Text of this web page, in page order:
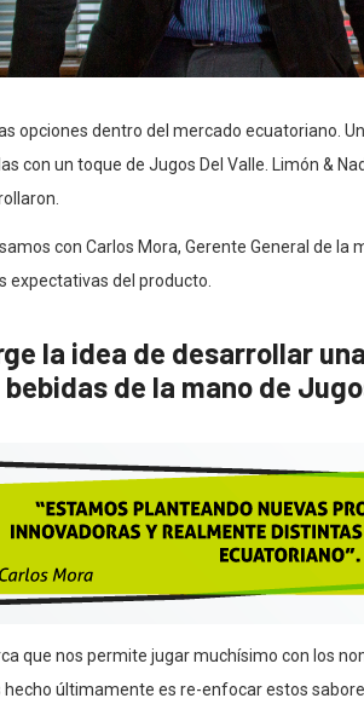
opciones dentro del mercado ecuatoriano.
con un toque de Jugos Del Valle. Limón &
con Carlos Mora, Gerente General de
expectativas del producto.
la idea de desarrollar
de la mano de
que nos permite jugar muchísimo con los
hecho últimamente es re-enfocar estos